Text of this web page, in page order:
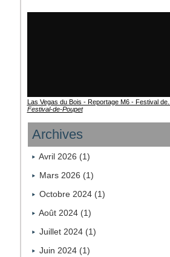
Las Vegas du Bois - Reportage M6 - Festival de...
Festival-de-Poupet
Archives
Avril 2026 (1)
Mars 2026 (1)
Octobre 2024 (1)
Août 2024 (1)
Juillet 2024 (1)
Juin 2024 (1)